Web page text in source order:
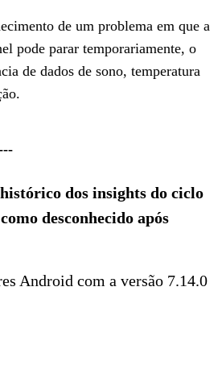
de um problema em que a
pode parar temporariamente, o
de dados de sono, temperatura
dos insights do ciclo
desconhecido após
Android com a versão 7.14.0